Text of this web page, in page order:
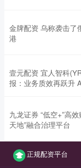
金牌配资 乌称袭击了
港
壹元配资 宜人智科
报：业务质效再跃升
九龙证券 “低空+”高
天地”融合治理平台
正规配资平台